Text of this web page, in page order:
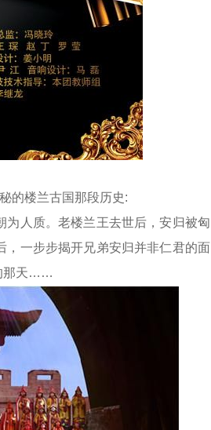
的楼兰古国那段历史:
人质。老楼兰王去世后，安归被匈
，一步步揭开兄弟安归并非仁君的面
那天……